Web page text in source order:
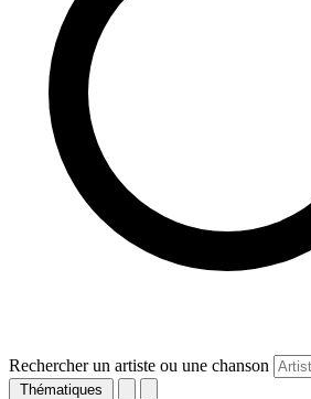
Rechercher un artiste ou une chanson
Thématiques